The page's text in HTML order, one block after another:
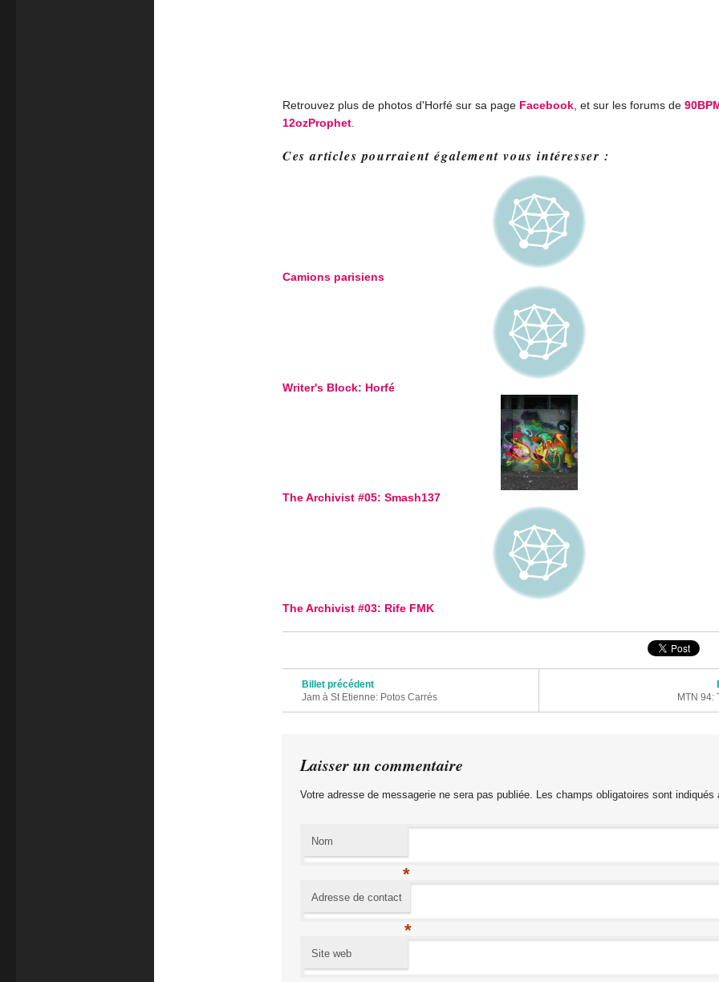
Retrouvez plus de photos d'Horfé sur sa page Facebook , et sur les forums de
12ozProphet
Ces articles pourraient également vous intéresser :
Camions parisiens
Writer's Block: Horfé
The Archivist #05: Smash137
The Archivist #03: Rife FMK
Navigation des articles
Billet précédent
Jam à St Etienne: Potos Carrés
MTN 94:
Laisser un commentaire
Votre adresse de messagerie ne sera pas publiée. Les champs obligatoires sont
Nom
*
Adresse de contact
*
Site web